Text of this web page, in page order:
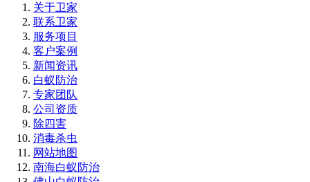
关于卫家
联系卫家
服务项目
客户案例
新闻资讯
白蚁防治
专家团队
公司资质
除四害
消毒杀虫
网站地图
南海白蚁防治